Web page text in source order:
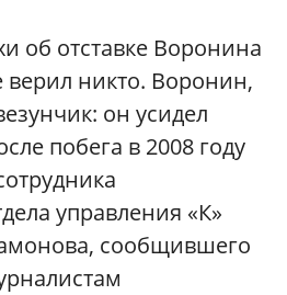
об отставке Воронина
верил никто. Воронин,
он усидел
побега в 2008 году
управления «К»
сообщившего